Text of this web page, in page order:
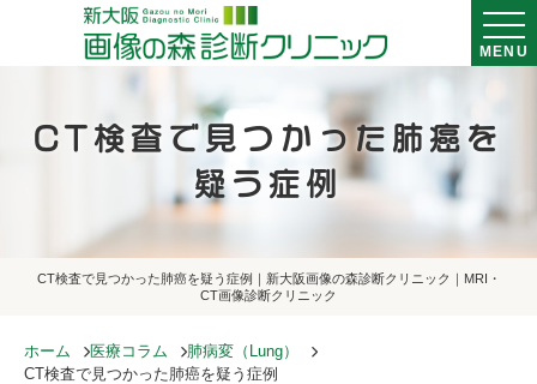
MENU
CT検査で見つかった肺癌を
疑う症例
CT検査で見つかった肺癌を疑う症例｜新大阪画像の森診断クリニック｜MRI・
CT画像診断クリニック
ホーム 医療コラム
肺病変（Lung）
CT検査で見つかった肺癌を疑う症例